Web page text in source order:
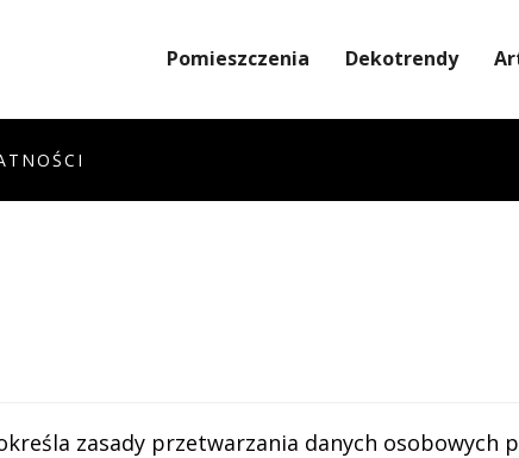
Pomieszczenia Dekotrendy
zasady przetwarzania danych